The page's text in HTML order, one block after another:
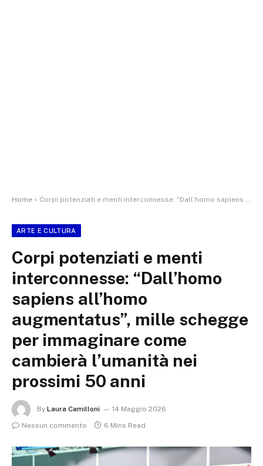
Home » Corpi potenziati e menti interconnesse: “Dall’homo sapiens all’homo augmentatus”, mille schegge per immaginare come cambierà l’umanità nei prossimi 50 anni
ARTE E CULTURA
Corpi potenziati e menti
interconnesse: “Dall’homo
sapiens all’homo
augmentatus”, mille schegge
per immaginare come
cambierà l’umanità nei
prossimi 50 anni
By Laura Camilloni
14 Maggio 2026
Nessun commento
6 Mins Read